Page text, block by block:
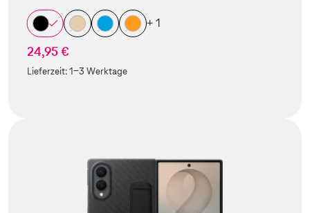
+ 1
24,95 €
Lieferzeit:1-3 Werktage